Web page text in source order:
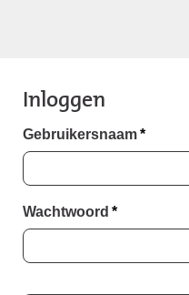
Inloggen
Gebruikersnaam*
Wachtwoord *